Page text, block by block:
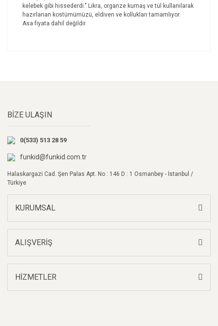
kelebek gibi hissederdi." Likra, organze kumaş ve tül kullanılarak
hazırlanan kostümümüzü, eldiven ve kollukları tamamlıyor.
Asa fiyata dahil değildir.
Ürün açıklamasında eksik bilgiler bulunuyor.
Ürün bilgilerinde hatalar bulunuyor.
Ürün fiyatı diğer sitelerden daha pahalı.
Bu ürüne benzer farklı alternatifler olmalı.
BİZE ULAŞIN
0(533) 513 28 59
funkid@funkid.com.tr
Halaskargazi Cad. Şen Palas Apt. No : 146 D : 1 Osmanbey - İstanbul /
Türkiye
KURUMSAL
ALIŞVERİŞ
HİZMETLER